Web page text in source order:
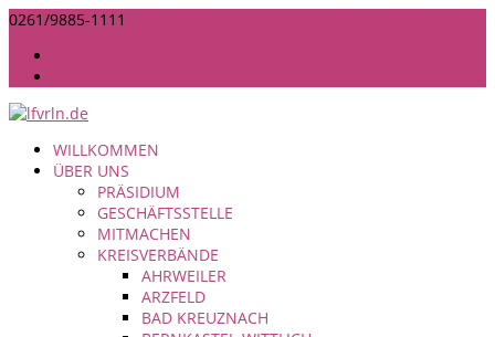
0261/9885-1111
WILLKOMMEN
ÜBER UNS
PRÄSIDIUM
GESCHÄFTSSTELLE
MITMACHEN
KREISVERBÄNDE
AHRWEILER
ARZFELD
BAD KREUZNACH